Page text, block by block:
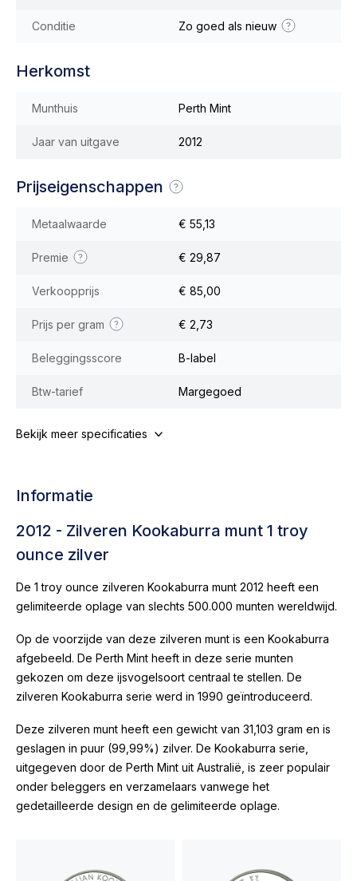
Conditie Zo goed als nieuw
Herkomst
Munthuis Perth Mint
Jaar van uitgave 2012
Prijseigenschappen
Metaalwaarde € 55,13
Premie € 29,87
Verkoopprijs € 85,00
Prijs per gram € 2,73
Beleggingsscore B-label
Btw-tarief Margegoed
Bekijk meer specificaties
Informatie
2012 - Zilveren Kookaburra munt 1 troy
ounce zilver
De 1 troy ounce zilveren Kookaburra munt 2012 heeft een
gelimiteerde oplage van slechts 500.000 munten wereldwijd.
Op de voorzijde van deze zilveren munt is een Kookaburra
afgebeeld. De Perth Mint heeft in deze serie munten
gekozen om deze ijsvogelsoort centraal te stellen. De
zilveren Kookaburra serie werd in 1990 geïntroduceerd.
Deze zilveren munt heeft een gewicht van 31,103 gram en is
geslagen in puur (99,99%) zilver. De Kookaburra serie,
uitgegeven door de Perth Mint uit Australië, is zeer populair
onder beleggers en verzamelaars vanwege het
gedetailleerde design en de gelimiteerde oplage.